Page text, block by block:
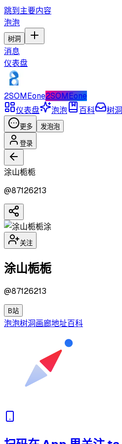
跳到主要内容
泡泡
树洞
消息
仪表盘
2SOMEone2SOMEone
仪表盘
泡泡 百科 树洞
更多 发泡泡
登录
涂山栀栀
@87126213
涂
关注
涂山栀栀
@87126213
B站
泡泡树洞画廊地址百科